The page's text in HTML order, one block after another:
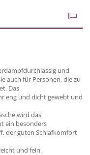
und
auch für Personen, die zu
Das
eng und dicht gewebt und
wird das
ein besonders
der guten Schlafkomfort
und fein.